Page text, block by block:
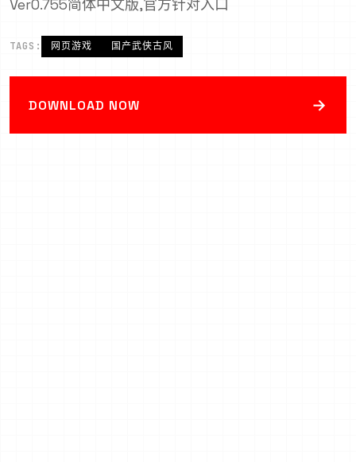
Ver0.755简体中文版,官方针对入口
TAGS: 网页游戏 国产武侠古风
DOWNLOAD NOW →